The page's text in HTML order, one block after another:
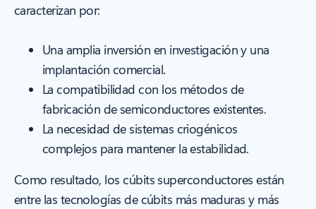
caracterizan por:
Una amplia inversión en investigación y una
implantación comercial.
La compatibilidad con los métodos de
fabricación de semiconductores existentes.
La necesidad de sistemas criogénicos
complejos para mantener la estabilidad.
Como resultado, los cúbits superconductores están
entre las tecnologías de cúbits más maduras y más